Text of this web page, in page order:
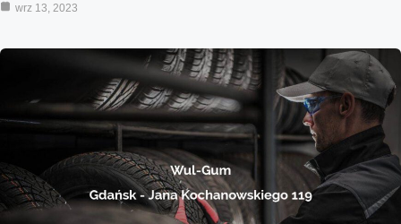
wrz 13, 2023